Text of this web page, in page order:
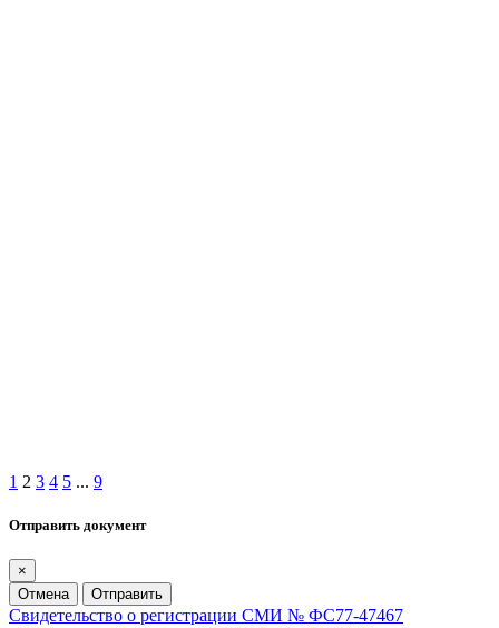
1 2 3 4 5 ... 9
Отправить документ
×
Отмена
Отправить
Свидетельство о регистрации СМИ № ФС77-47467